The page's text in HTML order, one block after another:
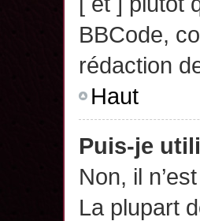
BBCode,
rédaction
Haut
Puis-je
Non, il
La plupart